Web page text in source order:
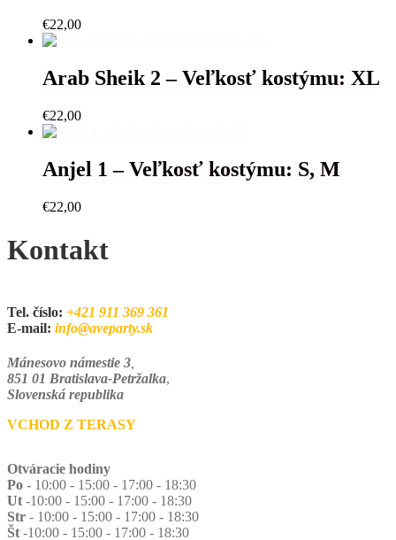
€22,00
Arab Sheik 2 – Veľkosť kostýmu: XL
€22,00
Anjel 1 – Veľkosť kostýmu: S, M
€22,00
Kontakt
Tel. číslo: +421 911 369 361
E-mail: info@aveparty.sk
Mánesovo námestie 3
851 01 Bratislava-Petržalka,
Slovenská republika
VCHOD Z TERASY
Otváracie hodiny
Po - 10:00 - 15:00 - 17:00 - 18:30
Ut -10:00 - 15:00 - 17:00 - 18:30
Str - 10:00 - 15:00 - 17:00 - 18:30
Št -10:00 - 15:00 - 17:00 - 18:30